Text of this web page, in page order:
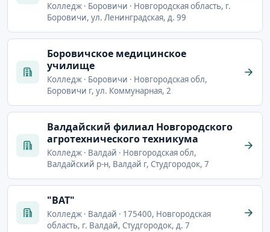
Колледж · Боровичи · Новгородская область, г.
Боровичи, ул. Ленинградская, д. 99
Боровичское медицинское
училище
Колледж · Боровичи · Новгородская обл,
Боровичи г, ул. Коммунарная, 2
Валдайский филиал Новгородского
агротехнического техникума
Колледж · Валдай · Новгородская обл,
Валдайский р-н, Валдай г, Студгородок, 7
"ВАТ"
Колледж · Валдай · 175400, Новгородская
область, г. Валдай, Студгородок, д. 7